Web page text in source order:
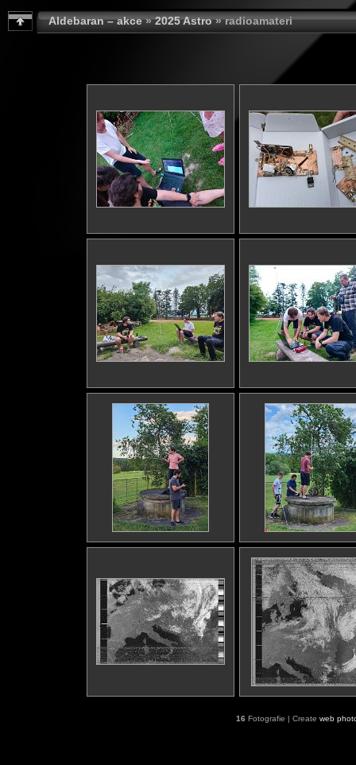
Aldebaran – akce»2025 Astro» radioamateri
16 Fotografie | Create web